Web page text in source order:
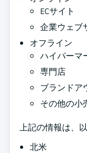
ECサイト
企業ウェブ
オフライン
ハイパーマ
専門店
ブランドア
その他の小
上記の情報は、
北米